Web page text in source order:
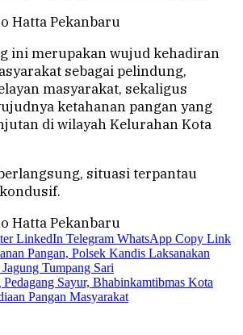
ini merupakan wujud kehadiran
sebagai pelindung,
masyarakat, sekaligus
ketahanan pangan yang
di wilayah Kelurahan Kota
situasi terpantau
LinkedIn Telegram WhatsApp Copy Link
Pangan, Polsek Kandis Laksanakan
Tumpang Sari
Pedagang Sayur, Bhabinkamtibmas Kota
Pangan Masyarakat